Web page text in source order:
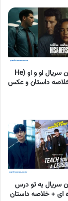
بیوگرافی بازیگران سریال او و او (He
سریال به تو درس
ای + خلاصه داستان